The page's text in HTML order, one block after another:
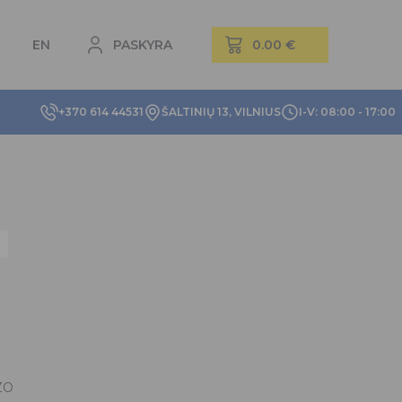
EN PASKYRA
+370 614 44531 ŠALTINIŲ 13, VILNIUS I-V: 08:00 - 17:00